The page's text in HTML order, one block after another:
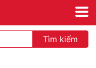
Tìm kiếm